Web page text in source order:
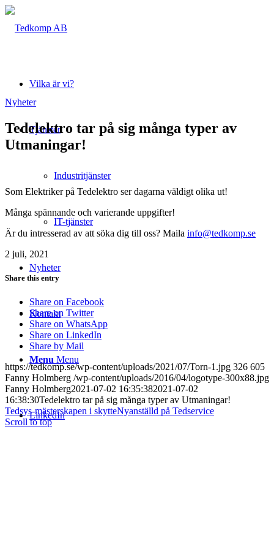
Vilka är vi?
Tjänster
Industritjänster
IT-tjänster
Nyheter
Kontakt
Menu Menu
LinkedIn
Nyheter
Tedelektro tar på sig många typer av
Utmaningar!
Som Elektriker på Tedelektro ser dagarna väldigt olika ut!
Många spännande och varierande uppgifter!
Är du intresserad av att söka dig till oss? Maila info@tedkomp.se
2 juli, 2021
Share this entry
Share on Facebook
Share on Twitter
Share on WhatsApp
Share on LinkedIn
Share by Mail
https://tedkomp.se/wp-content/uploads/2021/07/Torn-1.jpg 326 605
Fanny Holmberg /wp-content/uploads/2016/04/logotype-300x88.jpg
Fanny Holmberg2021-07-02 16:35:382021-07-02
16:38:30Tedelektro tar på sig många typer av Utmaningar!
Tedsys-mästerskapen i skytteNyanställd på Tedservice
Scroll to top